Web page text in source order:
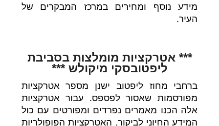
מידע נוסף ומחירים במרכז המבקרים של
העיר.
*** אטרקציות מומלצות בסביבת
ליפטובסקי מיקולש ***
ברחבי מחוז ליפטוב ישנן מספר אטרקציות
מפורסמות שאסור לפספס. עבור אטרקציות
אלה הכנו מאמרים נפרדים ומפורטים עם כול
המידע החיוני לביקור. האטרקציות הפופולריות